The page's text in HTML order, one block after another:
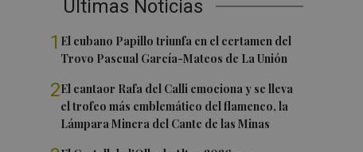
Últimas Noticias
1 El cubano Papillo triunfa en el certamen del
Trovo Pascual García-Mateos de La Unión
2El cantaor Rafa del Calli emociona y se lleva
el trofeo más emblemático del flamenco, la
Lámpara Minera del Cante de las Minas